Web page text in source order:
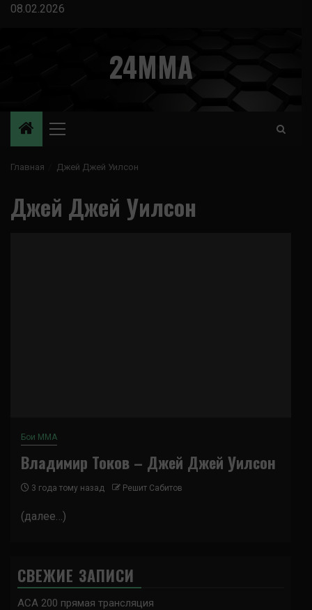
Перейти
08.02.2026
24MMA
Основное
Главная Джей Джей Уилсон
Джей Джей Уилсон
Бои ММА
Владимир Токов – Джей Джей Уилсон
3 года тому назад Решит Сабитов
(далее…)
СВЕЖИЕ ЗАПИСИ
ACA 200 прямая трансляция